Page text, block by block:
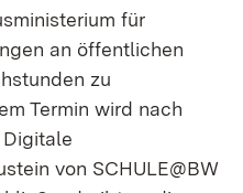
für
an öffentlichen
zu
Termin wird nach
von SCHULE@BW